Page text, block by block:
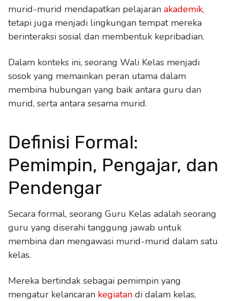
murid-murid mendapatkan pelajaran akademik,
tetapi juga menjadi lingkungan tempat mereka
berinteraksi sosial dan membentuk kepribadian.
Dalam konteks ini, seorang Wali Kelas menjadi
sosok yang memainkan peran utama dalam
membina hubungan yang baik antara guru dan
murid, serta antara sesama murid.
Definisi Formal:
Pemimpin, Pengajar, dan
Pendengar
Secara formal, seorang Guru Kelas adalah seorang
guru yang diserahi tanggung jawab untuk
membina dan mengawasi murid-murid dalam satu
kelas.
Mereka bertindak sebagai pemimpin yang
mengatur kelancaran kegiatan di dalam kelas,